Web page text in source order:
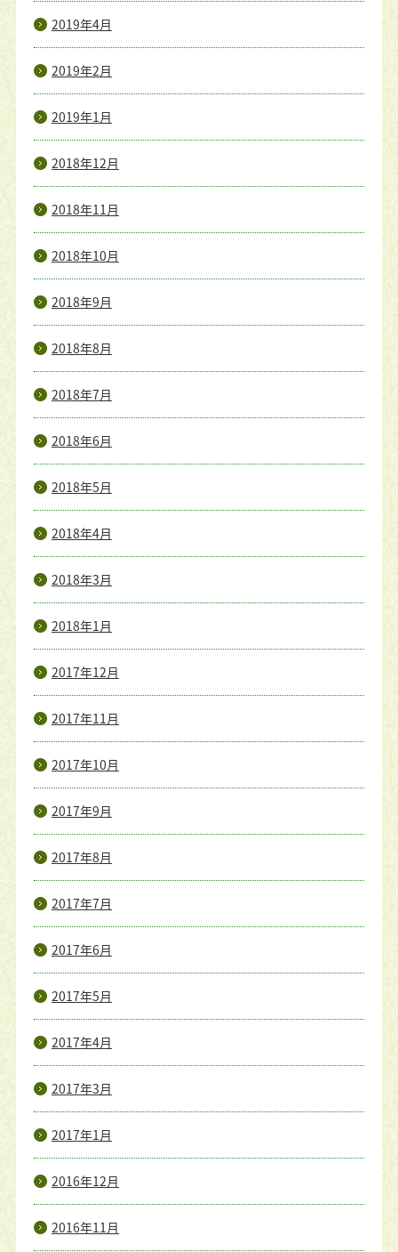
2019年4月
2019年2月
2019年1月
2018年12月
2018年11月
2018年10月
2018年9月
2018年8月
2018年7月
2018年6月
2018年5月
2018年4月
2018年3月
2018年1月
2017年12月
2017年11月
2017年10月
2017年9月
2017年8月
2017年7月
2017年6月
2017年5月
2017年4月
2017年3月
2017年1月
2016年12月
2016年11月